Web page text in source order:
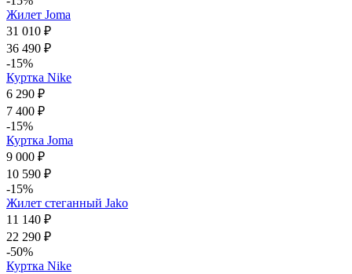
Жилет Joma
31 010 ₽
36 490 ₽
-15%
Куртка Nike
6 290 ₽
7 400 ₽
-15%
Куртка Joma
9 000 ₽
10 590 ₽
-15%
Жилет стеганный Jako
11 140 ₽
22 290 ₽
-50%
Куртка Nike